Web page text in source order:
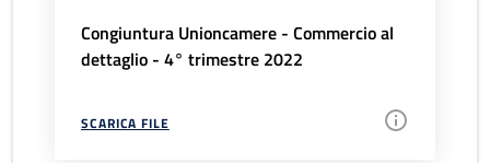
Congiuntura Unioncamere - Commercio al
dettaglio - 4° trimestre 2022
SCARICA FILE